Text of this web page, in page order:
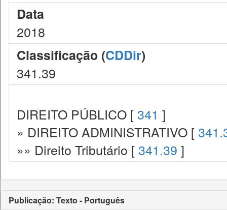
Data
2018
Classificação (CDDir)
341.39
DIREITO PÚBLICO [ 341 ]
» DIREITO ADMINISTRATIVO [
»» Direito Tributário [ 341.39 ]
Publicação: Texto - Português